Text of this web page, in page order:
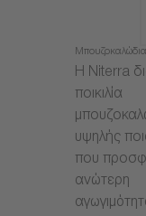
Η Niterra
ποικιλία
υψηλής
που
ανώτερη